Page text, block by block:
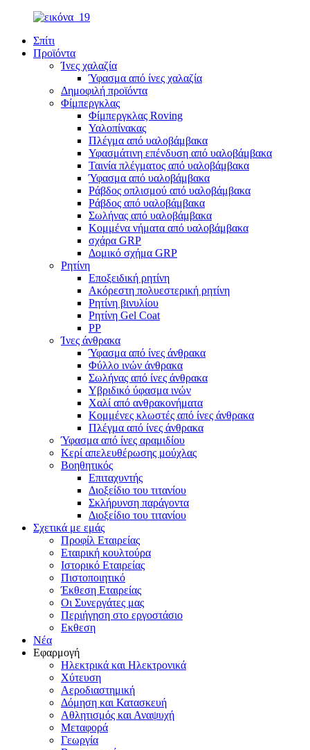
Σπίτι
Προϊόντα
Ίνες χαλαζία
Ύφασμα από ίνες χαλαζία
Δημοφιλή προϊόντα
Φίμπεργκλας
Φίμπεργκλας Roving
Υαλοπίνακας
Πλέγμα από υαλοβάμβακα
Υφασμάτινη επένδυση από υαλοβάμβακα
Ταινία πλέγματος από υαλοβάμβακα
Ύφασμα από υαλοβάμβακα
Ράβδος οπλισμού από υαλοβάμβακα
Ράβδος από υαλοβάμβακα
Σωλήνας από υαλοβάμβακα
Κομμένα νήματα από υαλοβάμβακα
σχάρα GRP
Δομικό σχήμα GRP
Ρητίνη
Εποξειδική ρητίνη
Ακόρεστη πολυεστερική ρητίνη
Ρητίνη βινυλίου
Ρητίνη Gel Coat
PP
Ίνες άνθρακα
Ύφασμα από ίνες άνθρακα
Φύλλο ινών άνθρακα
Σωλήνας από ίνες άνθρακα
Υβριδικό ύφασμα ινών
Χαλί από ανθρακονήματα
Κομμένες κλωστές από ίνες άνθρακα
Πλέγμα από ίνες άνθρακα
Ύφασμα από ίνες αραμιδίου
Κερί απελευθέρωσης μούχλας
Βοηθητικός
Επιταχυντής
Διοξείδιο του τιτανίου
Σκλήρυνση παράγοντα
Διοξείδιο του τιτανίου
Σχετικά με εμάς
Προφίλ Εταιρείας
Εταιρική κουλτούρα
Ιστορικό Εταιρείας
Πιστοποιητικό
Έκθεση Εταιρείας
Οι Συνεργάτες μας
Περιήγηση στο εργοστάσιο
Εκθεση
Νέα
Εφαρμογή
Ηλεκτρικά και Ηλεκτρονικά
Χύτευση
Αεροδιαστημική
Δόμηση και Κατασκευή
Αθλητισμός και Αναψυχή
Μεταφορά
Γεωργία